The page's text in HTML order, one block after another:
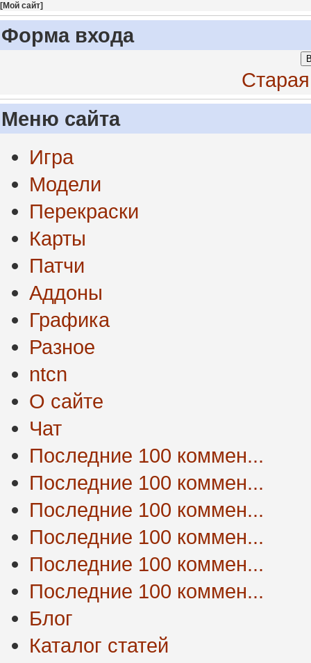
[Мой сайт]
Форма входа
Меню сайта
Игра
Модели
Перекраски
Карты
Патчи
Аддоны
Графика
Разное
ntcn
О сайте
Чат
Последние 100 коммен...
Последние 100 коммен...
Последние 100 коммен...
Последние 100 коммен...
Последние 100 коммен...
Последние 100 коммен...
Блог
Каталог статей